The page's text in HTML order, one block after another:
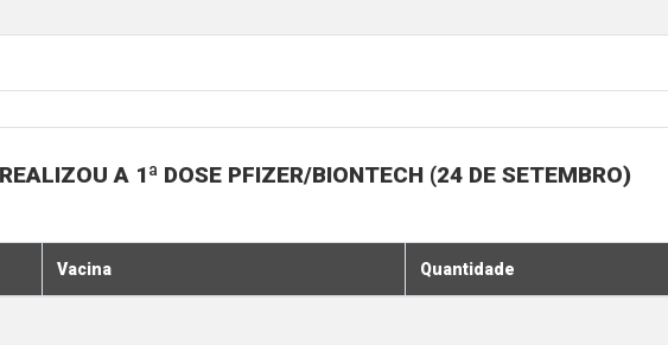
A 1ª DOSE PFIZER/BIONTECH (24 DE SETEMBRO)
Vacina Quantidade